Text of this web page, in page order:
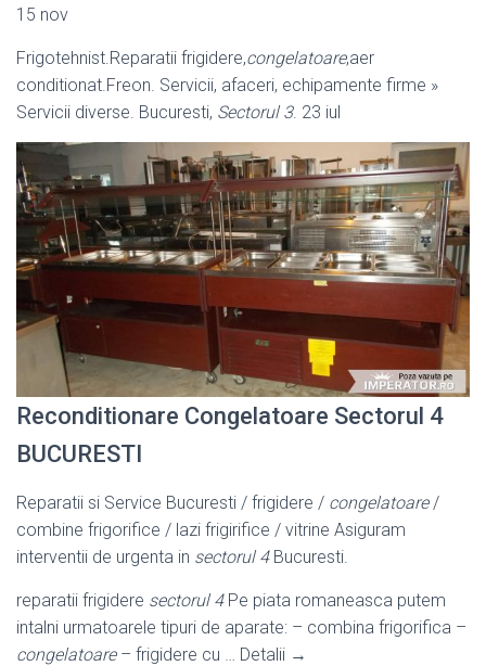
15 nov
Frigotehnist.Reparatii frigidere,congelatoare,aer
conditionat.Freon. Servicii, afaceri, echipamente firme »
Servicii diverse. Bucuresti, Sectorul 3. 23 iul
Reconditionare Congelatoare Sectorul 4
BUCURESTI
Reparatii si Service Bucuresti / frigidere / congelatoare/
combine frigorifice / lazi frigirifice / vitrine Asiguram
interventii de urgenta in sectorul 4Bucuresti.
reparatii frigidere sectorul 4Pe piata romaneasca putem
intalni urmatoarele tipuri de aparate: – combina frigorifica –
congelatoare– frigidere cu … Detalii →